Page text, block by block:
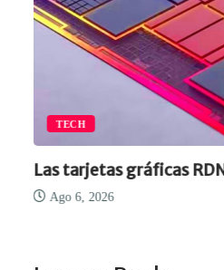
TECH
Las tarjetas gráficas
Ago 6, 2026